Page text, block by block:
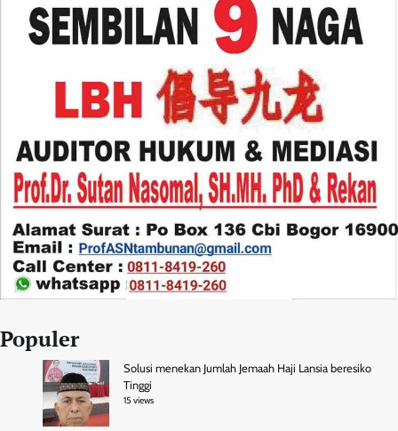
Populer
Solusi menekan Jumlah Jemaah Haji Lansia beresiko
Tinggi
15 views